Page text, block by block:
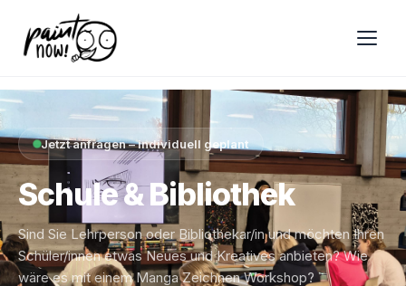
Jetzt anfragen – individuell geplant
Schule & Bibliothek
Sind Sie Lehrperson oder Bibliothekar/in und möchten Ihren
Schüler/innen etwas Neues und Kreatives anbieten? Wie
wäre es mit einem Manga Zeichnen Workshop?